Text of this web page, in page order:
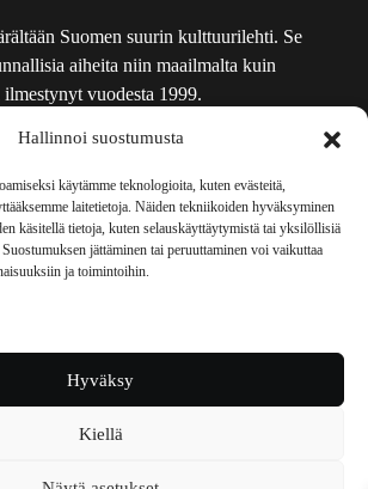
Hallinnoi suostumusta
käytämme teknologioita, kuten evästeitä,
laitetietoja. Näiden tekniikoiden hyväksyminen
käsitellä tietoja, kuten selauskäyttäytymistä tai yksilöllisiä
jättäminen tai peruuttaminen voi vaikuttaa
ja toimintoihin.
Hyväksy
Kiellä
Suomen suurin kulttuurilehti. Se
aiheita niin maailmalta kuin
vuodesta 1999.
-EHDOT